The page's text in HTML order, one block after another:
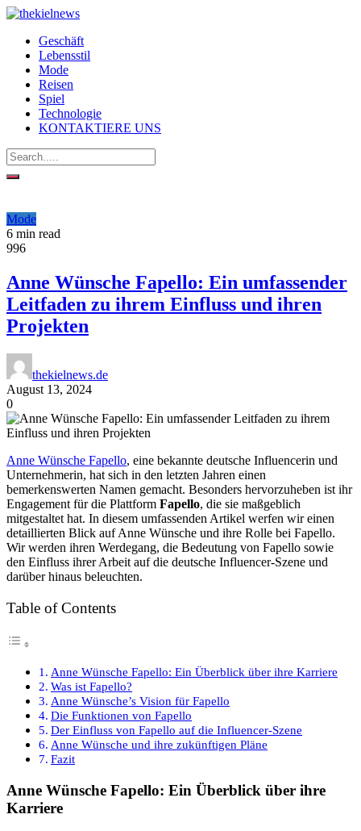
Geschäft
Lebensstil
Mode
Reisen
Spiel
Technologie
KONTAKTIERE UNS
Mode
6 min read
996
Anne Wünsche Fapello: Ein umfassender
Leitfaden zu ihrem Einfluss und ihren
Projekten
thekielnews.de
August 13, 2024
0
Anne Wünsche Fapello, eine bekannte deutsche Influencerin und
Unternehmerin, hat sich in den letzten Jahren einen
bemerkenswerten Namen gemacht. Besonders hervorzuheben ist ihr
Engagement für die Plattform Fapello, die sie maßgeblich
mitgestaltet hat. In diesem umfassenden Artikel werfen wir einen
detaillierten Blick auf Anne Wünsche und ihre Rolle bei Fapello.
Wir werden ihren Werdegang, die Bedeutung von Fapello sowie
den Einfluss ihrer Arbeit auf die deutsche Influencer-Szene und
darüber hinaus beleuchten.
Table of Contents
Anne Wünsche Fapello: Ein Überblick über ihre Karriere
Was ist Fapello?
Anne Wünsche’s Vision für Fapello
Die Funktionen von Fapello
Der Einfluss von Fapello auf die Influencer-Szene
Anne Wünsche und ihre zukünftigen Pläne
Fazit
Anne Wünsche Fapello: Ein Überblick über ihre
Karriere